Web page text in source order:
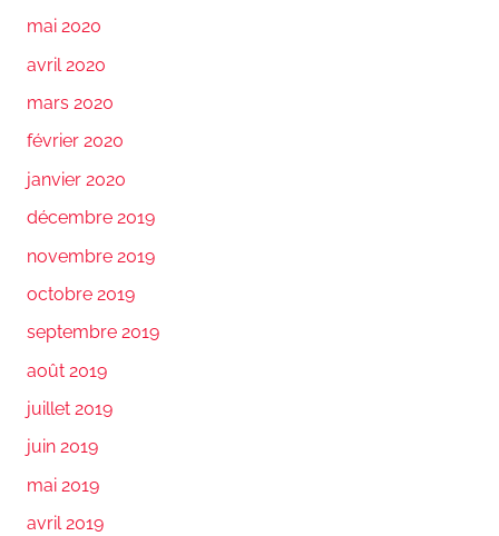
mai 2020
avril 2020
mars 2020
février 2020
janvier 2020
décembre 2019
novembre 2019
octobre 2019
septembre 2019
août 2019
juillet 2019
juin 2019
mai 2019
avril 2019